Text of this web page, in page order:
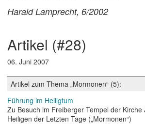
Harald Lamprecht, 6/2002
artikel (#28)
06. Juni 2007
Artikel zum Thema „Mormonen“ (5):
Führung im Heiligtum
Zu Besuch im Freiberger Tempel der Kirche
Heiligen der Letzten Tage („Mormonen“)